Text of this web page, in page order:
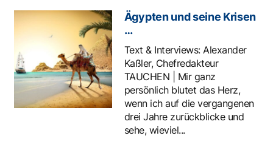
Ägypten und seine Krisen
…
Text & Interviews: Alexander
Kaßler, Chefredakteur
TAUCHEN | Mir ganz
persönlich blutet das Herz,
wenn ich auf die vergangenen
drei Jahre zurückblicke und
sehe, wieviel...